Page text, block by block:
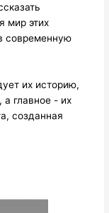
мир этих
современную
их историю,
главное - их
созданная